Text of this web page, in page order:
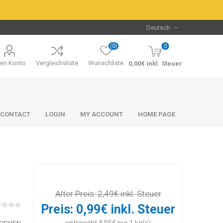
Konto Vergleichsliste Wunschliste
(0) 0
0,00€ inkl. Steuer
Packs & Bundles
Packs & Bundles
CONTACT LOGIN MY ACCOUNT HOME PAGE
Alter Preis:2,49€ inkl. Steuer
Preis: 0,99€ inkl. Steuer